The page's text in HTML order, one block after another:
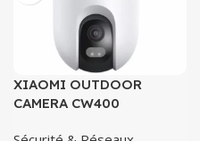
XIAOMI OUTDOOR
CAMERA CW400